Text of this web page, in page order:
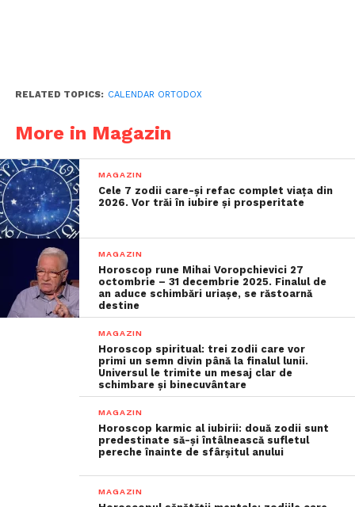
RELATED TOPICS: CALENDAR ORTODOX
More in Magazin
MAGAZIN
Cele 7 zodii care-și refac complet viața din
2026. Vor trăi în iubire și prosperitate
MAGAZIN
Horoscop rune Mihai Voropchievici 27
octombrie – 31 decembrie 2025. Finalul de
an aduce schimbări uriașe, se răstoarnă
destine
MAGAZIN
Horoscop spiritual: trei zodii care vor
primi un semn divin până la finalul lunii.
Universul le trimite un mesaj clar de
schimbare și binecuvântare
MAGAZIN
Horoscop karmic al iubirii: două zodii sunt
predestinate să-și întâlnească sufletul
pereche înainte de sfârșitul anului
MAGAZIN